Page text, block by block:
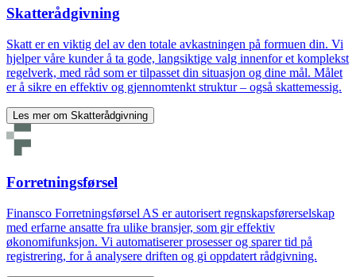
Skatterådgivning
Skatt er en viktig del av den totale avkastningen på formuen din. Vi
hjelper våre kunder å ta gode, langsiktige valg innenfor et komplekst
regelverk, med råd som er tilpasset din situasjon og dine mål. Målet
er å sikre en effektiv og gjennomtenkt struktur – også skattemessig.
Les mer om Skatterådgivning
Forretningsførsel
Finansco Forretningsførsel AS er autorisert regnskapsførerselskap
med erfarne ansatte fra ulike bransjer, som gir effektiv
økonomifunksjon. Vi automatiserer prosesser og sparer tid på
registrering, for å analysere driften og gi oppdatert rådgivning.